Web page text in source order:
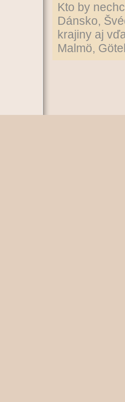
Kto by
Dánsko,
krajiny aj
Malmö,